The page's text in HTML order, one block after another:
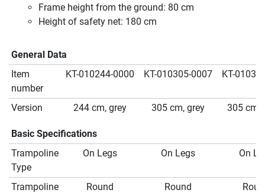
Frame height from the ground: 80 cm
Height of safety net: 180 cm
General Data
Item
number
KT-010244-0000 KT-010305-0007 KT-
Version 244 cm, grey 305 cm, grey 305 cm,
Basic Specifications
Trampoline
Type
On Legs On Legs On
Trampoline Round Round